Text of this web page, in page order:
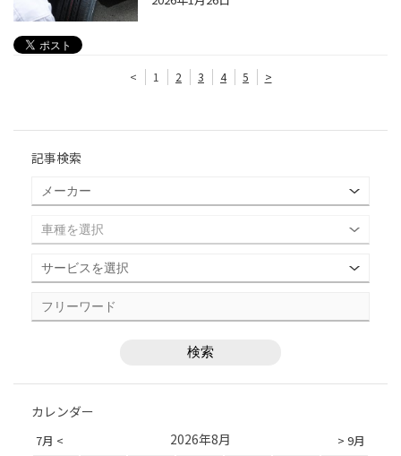
< 1 2 3 4 5 >
記事検索
カレンダー
7月 < > 9月
2026年8月